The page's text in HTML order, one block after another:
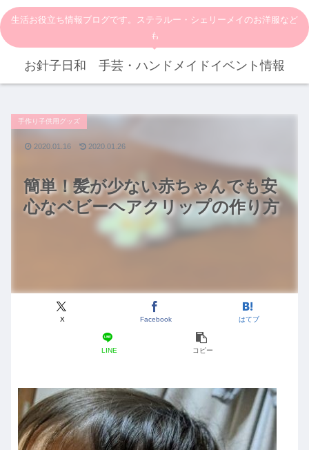
生活お役立ち情報ブログです。ステラルー・シェリーメイのお洋服など
も
お針子日和 手芸・ハンドメイドイベント情報
簡単！髪が少ない赤ちゃんでも安
心なベビーヘアクリップの作り方
手作り子供用グッズ
X Facebook はてブ
LINE コピー
2020.01.16 2020.01.26